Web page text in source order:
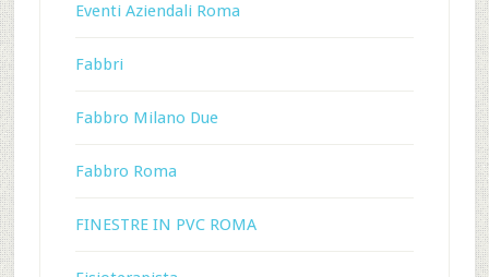
Eventi Aziendali Roma
Fabbri
Fabbro Milano Due
Fabbro Roma
FINESTRE IN PVC ROMA